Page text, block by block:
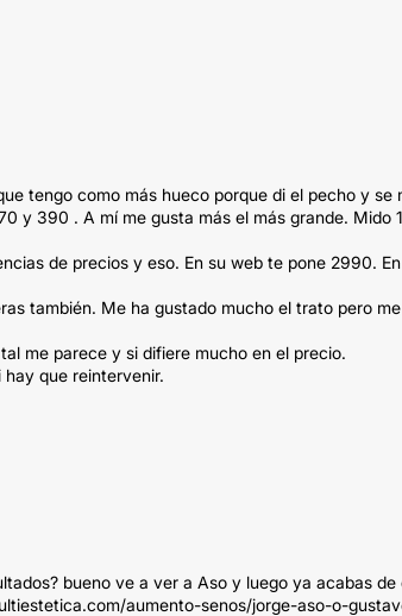
tengo como más hueco porque di el pecho y se
y 390 . A mí me gusta más el más grande. Mido
de precios y eso. En su web te pone 2990.
también. Me ha gustado mucho el trato pero
me parece y si difiere mucho en el precio.
que reintervenir.
bueno ve a ver a Aso y luego ya acabas
aumento-senos/jorge-aso-o-